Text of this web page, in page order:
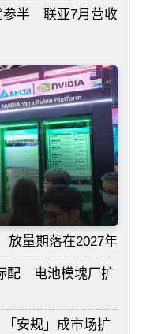
参半 联亚7月营收
放量期落在2027年
配 电池模塊厂扩
安规」成市场扩